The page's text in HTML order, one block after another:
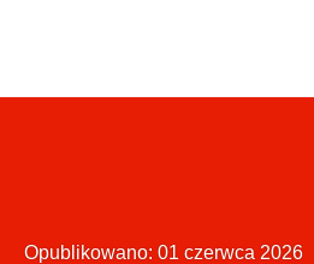
Opublikowano: 01 czerwca 2026